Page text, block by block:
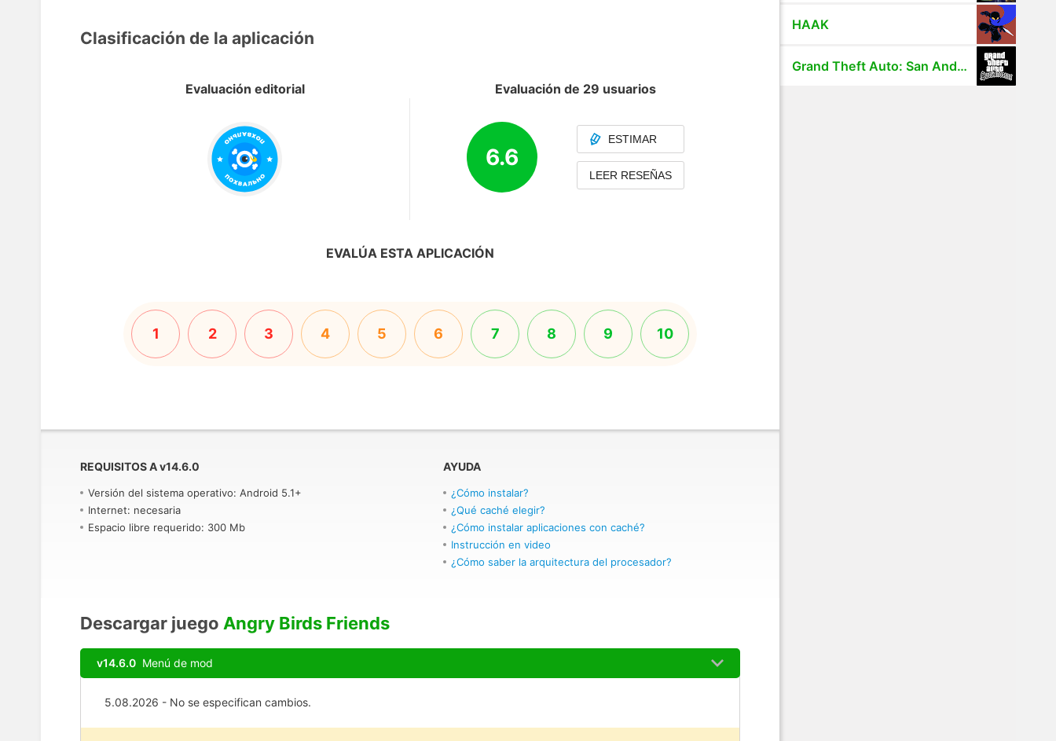
Clasificación de la aplicación
Evaluación editorial Evaluación de 29 usuarios
6.6
ESTIMAR
LEER RESEÑAS
EVALÚA ESTA APLICACIÓN
1 2 3 4 5 6 7 8 9 10
REQUISITOS Av14.6.0
Versión del sistema operativo: Android 5.1+
Internet: necesaria
Espacio libre requerido: 300 Mb
AYUDA
¿Cómo instalar?
¿Qué caché elegir?
¿Cómo instalar aplicaciones con caché?
Instrucción en video
¿Cómo saber la arquitectura del procesador?
Descargar juego Angry Birds Friends
v14.6.0 Menú de mod
5.08.2026 - No se especifican cambios.
HAAK
Grand Theft Auto: San Andreas